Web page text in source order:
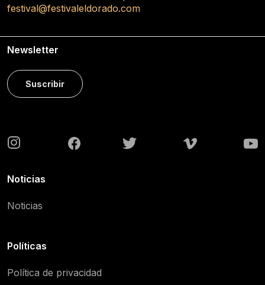
festival@festivaleldorado.com
Newsletter
Suscribir
Noticias
Noticias
Políticas
Política de privacidad